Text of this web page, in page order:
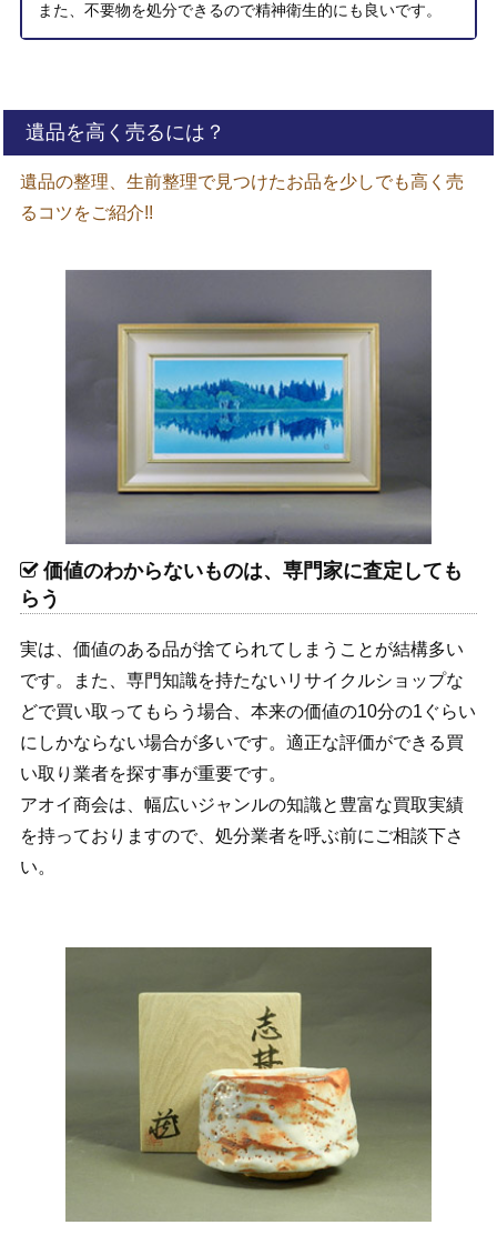
また、不要物を処分できるので精神衛生的にも良いです。
遺品を高く売るには？
遺品の整理、生前整理で見つけたお品を少しでも高く売
るコツをご紹介!!
価値のわからないものは、専門家に査定しても
らう
実は、価値のある品が捨てられてしまうことが結構多い
です。また、専門知識を持たないリサイクルショップな
どで買い取ってもらう場合、本来の価値の10分の1ぐらい
にしかならない場合が多いです。適正な評価ができる買
い取り業者を探す事が重要です。
アオイ商会は、幅広いジャンルの知識と豊富な買取実績
を持っておりますので、処分業者を呼ぶ前にご相談下さ
い。